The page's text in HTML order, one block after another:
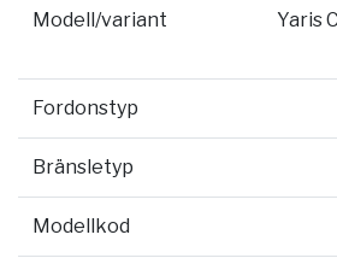
Modell/variant
Yaris
Fordonstyp
Bränsletyp
Modellkod